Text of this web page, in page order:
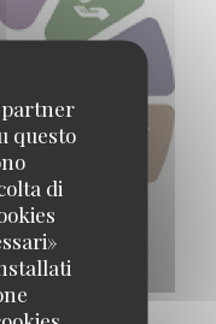
questo
di